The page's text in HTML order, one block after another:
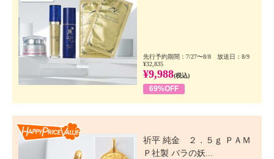
先行予約期間：7/27〜8/8 放送日：8/9
¥32,835
¥9,988(税込)
69%OFF
祈平 純金 ２．５ｇ ＰＡＭ
Ｐ社製 バラの妖...